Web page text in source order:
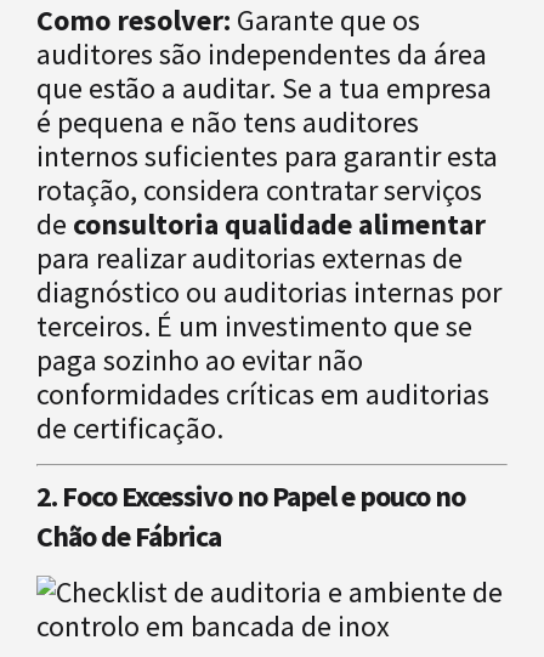
Como resolver: Garante que os
auditores são independentes da área
que estão a auditar. Se a tua empresa
é pequena e não tens auditores
internos suficientes para garantir esta
rotação, considera contratar serviços
de consultoria qualidade alimentar
para realizar auditorias externas de
diagnóstico ou auditorias internas por
terceiros. É um investimento que se
paga sozinho ao evitar não
conformidades críticas em auditorias
de certificação.
2. Foco Excessivo no Papel e pouco no
Chão de Fábrica